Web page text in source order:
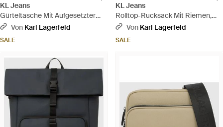
KL Jeans
Gürteltasche Mit Aufgesetzter
Tasche Und Metalllogo, Herren,
Von Karl Lagerfeld
SALE
KL Jeans
Rolltop-Rucksack Mit Riemen,
Herren, Größe - Schwarz
Von Karl Lagerfeld
SALE